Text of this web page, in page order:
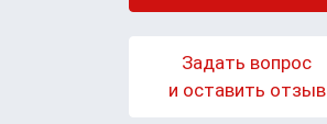
Задать вопрос
и оставить отзыв